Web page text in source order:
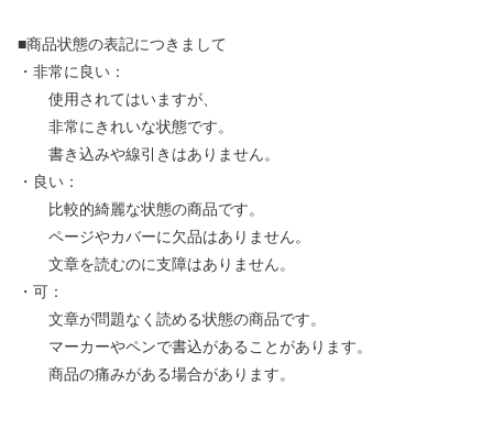
■商品状態の表記につきまして
・非常に良い：
使用されてはいますが、
非常にきれいな状態です。
書き込みや線引きはありません。
・良い：
比較的綺麗な状態の商品です。
ページやカバーに欠品はありません。
文章を読むのに支障はありません。
・可：
文章が問題なく読める状態の商品です。
マーカーやペンで書込があることがあります。
商品の痛みがある場合があります。